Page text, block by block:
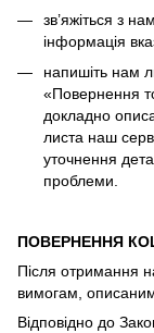
зв’яжіться з
інформація
напишіть нам
«Повернення
докладно
листа наш
уточнення
проблеми.
ПОВЕРНЕННЯ
Після отримання
вимогам,
Відповідно до